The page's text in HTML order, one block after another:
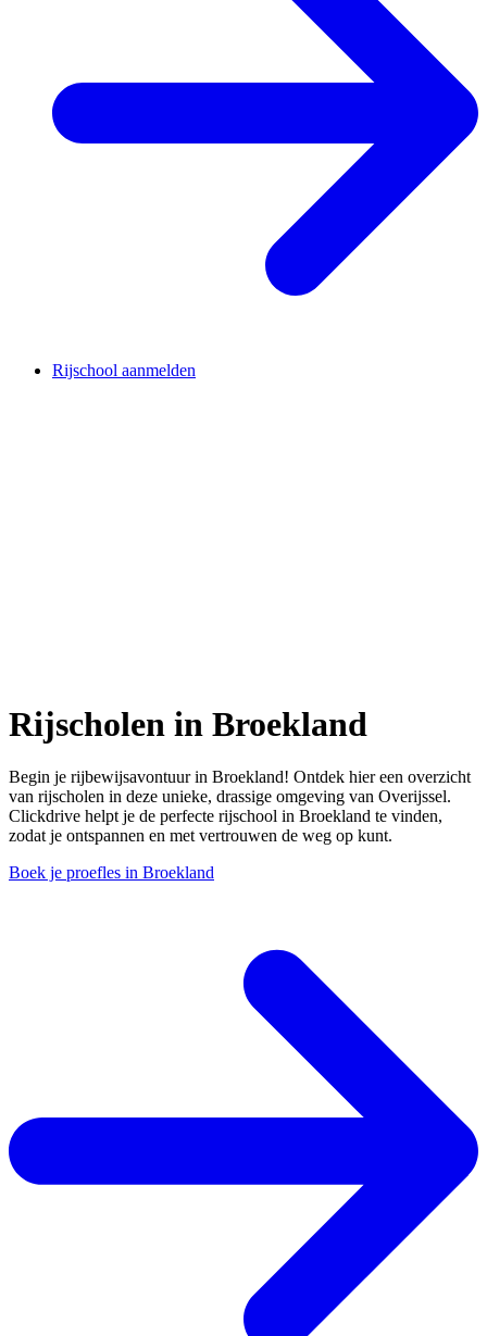
Rijschool aanmelden
Rijscholen in Broekland
Begin je rijbewijsavontuur in Broekland! Ontdek hier een overzicht
van rijscholen in deze unieke, drassige omgeving van Overijssel.
Clickdrive helpt je de perfecte rijschool in Broekland te vinden,
zodat je ontspannen en met vertrouwen de weg op kunt.
Boek je proefles in Broekland